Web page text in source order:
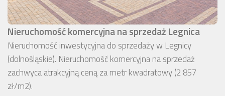
Nieruchomość komercyjna na sprzedaż Legnica
Nieruchomość inwestycyjna do sprzedaży w Legnicy
(dolnośląskie). Nieruchomość komercyjna na sprzedaż
zachwyca atrakcyjną ceną za metr kwadratowy (2 857
zł/m2).